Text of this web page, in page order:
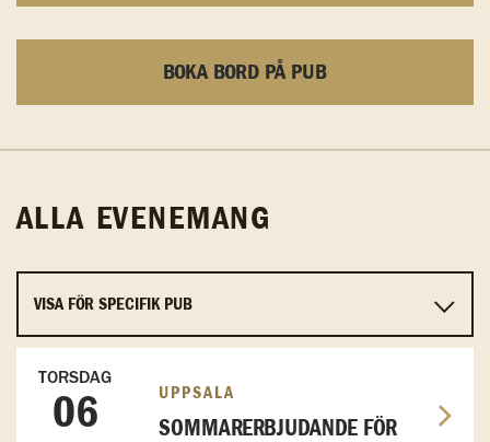
BOKA BORD PÅ PUB
ALLA EVENEMANG
TORSDAG
06 UPPSALA
SOMMARERBJUDANDE FÖR